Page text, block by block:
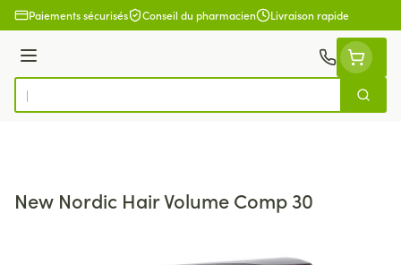
Aller au contenu
Paiements sécurisés Conseil du pharmacien Livraison rapide
Menu
Rechercher
New Nordic Hair Volume Comp 30